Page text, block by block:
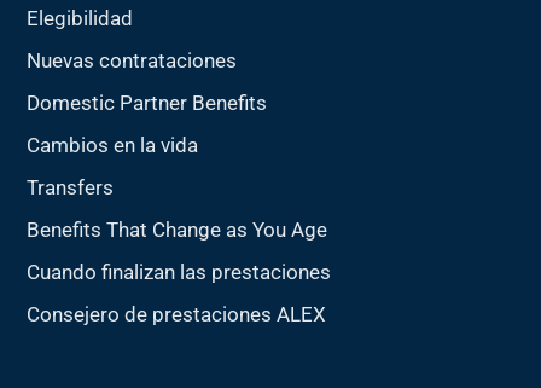
Elegibilidad
Nuevas contrataciones
Domestic Partner Benefits
Cambios en la vida
Transfers
Benefits That Change as You Age
Cuando finalizan las prestaciones
Consejero de prestaciones ALEX